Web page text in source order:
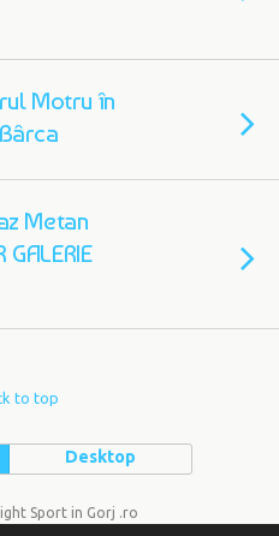
Motru în
Metan
to top
Desktop
Sport in Gorj .ro